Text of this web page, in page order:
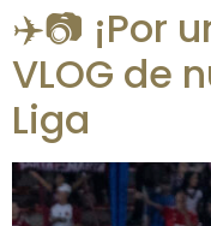
✈️📷 ¡Por
VLOG de
Liga